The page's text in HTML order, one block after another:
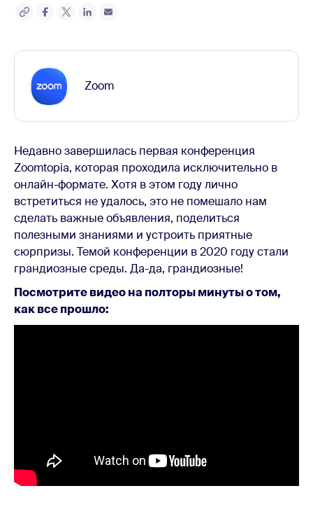
Zoom
Недавно завершилась первая конференция
Zoomtopia, которая проходила исключительно в
онлайн-формате. Хотя в этом году лично
встретиться не удалось, это не помешало нам
сделать важные объявления, поделиться
полезными знаниями и устроить приятные
сюрпризы. Темой конференции в 2020 году стали
грандиозные среды. Да-да, грандиозные!
Посмотрите видео на полторы минуты о том,
как все прошло: